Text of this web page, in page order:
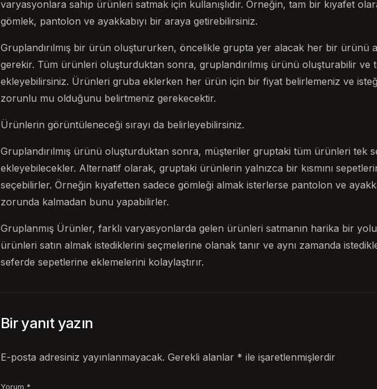
varyasyonlara sahip ürünleri satmak için kullanışlıdır. Örneğin, tam bir kıyafet
gömlek, pantolon ve ayakkabıyı bir araya getirebilirsiniz.
Gruplandırılmış bir ürün oluştururken, öncelikle grupta yer alacak her bir ürünü
gerekir. Tüm ürünleri oluşturduktan sonra, gruplandırılmış ürünü oluşturabilir
ekleyebilirsiniz. Ürünleri gruba eklerken her ürün için bir fiyat belirlemeniz ve
zorunlu mu olduğunu belirtmeniz gerekecektir.
Ürünlerin görüntüleneceği sırayı da belirleyebilirsiniz.
Gruplandırılmış ürünü oluşturduktan sonra, müşteriler gruptaki tüm ürünleri tek
ekleyebilecekler. Alternatif olarak, gruptaki ürünlerin yalnızca bir kısmını
seçebilirler. Örneğin kıyafetten sadece gömleği almak isterlerse pantolon ve
zorunda kalmadan bunu yapabilirler.
Gruplanmış Ürünler, farklı varyasyonlarda gelen ürünleri satmanın harika bir
ürünleri satın almak istediklerini seçmelerine olanak tanır ve aynı zamanda
seferde sepetlerine eklemelerini kolaylaştırır.
Bir yanıt yazın
E-posta adresiniz yayınlanmayacak. Gerekli alanlar * ile işaretlenmişlerdir
Yorum *